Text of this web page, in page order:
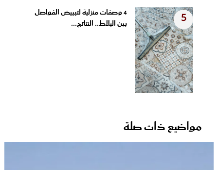
5
4 وصفات منزلية لتبييض الفواصل
بين البلاط.. النتائج...
مواضيع ذات صلة